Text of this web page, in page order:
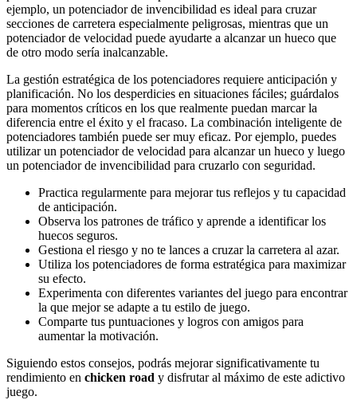
ejemplo, un potenciador de invencibilidad es ideal para cruzar
secciones de carretera especialmente peligrosas, mientras que un
potenciador de velocidad puede ayudarte a alcanzar un hueco que
de otro modo sería inalcanzable.
La gestión estratégica de los potenciadores requiere anticipación y
planificación. No los desperdicies en situaciones fáciles; guárdalos
para momentos críticos en los que realmente puedan marcar la
diferencia entre el éxito y el fracaso. La combinación inteligente de
potenciadores también puede ser muy eficaz. Por ejemplo, puedes
utilizar un potenciador de velocidad para alcanzar un hueco y luego
un potenciador de invencibilidad para cruzarlo con seguridad.
Practica regularmente para mejorar tus reflejos y tu capacidad
de anticipación.
Observa los patrones de tráfico y aprende a identificar los
huecos seguros.
Gestiona el riesgo y no te lances a cruzar la carretera al azar.
Utiliza los potenciadores de forma estratégica para maximizar
su efecto.
Experimenta con diferentes variantes del juego para encontrar
la que mejor se adapte a tu estilo de juego.
Comparte tus puntuaciones y logros con amigos para
aumentar la motivación.
Siguiendo estos consejos, podrás mejorar significativamente tu
rendimiento en chicken road y disfrutar al máximo de este adictivo
juego.